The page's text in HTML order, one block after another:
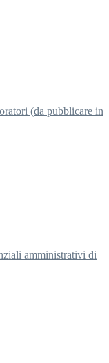
(da pubblicare in
amministrativi di